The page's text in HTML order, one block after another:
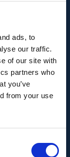
ads, to
our traffic.
of our site with
partners who
you’ve
from your use
de
de la
por la Unión